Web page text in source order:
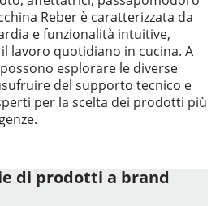
Reber è caratterizzata da
e funzionalità intuitive,
lavoro quotidiano in cucina. A
esplorare le diverse
del supporto tecnico e
per la scelta dei prodotti più
di prodotti a brand